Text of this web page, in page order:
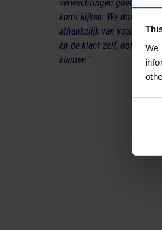
We
verwachtingen goed
komt kijken. We doen dat
afhankelijk van veel
en de klant zelf, ook veel
klanten.’